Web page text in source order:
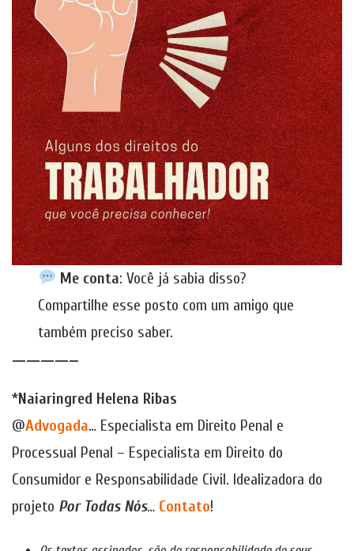
Me conta: Você já sabia disso?
Compartilhe esse posto com um amigo que
também preciso saber.
————–
*Naiaringred Helena Ribas
@Advogada… Especialista em Direito Penal e
Processual Penal – Especialista em Direito do
Consumidor e Responsabilidade Civil. Idealizadora do
projeto Por Todas Nós… Contato!